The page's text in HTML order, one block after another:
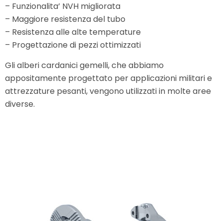
– Funzionalita’ NVH migliorata
– Maggiore resistenza del tubo
– Resistenza alle alte temperature
– Progettazione di pezzi ottimizzati
Gli alberi cardanici gemelli, che abbiamo
appositamente progettato per applicazioni militari e
attrezzature pesanti, vengono utilizzati in molte aree
diverse.